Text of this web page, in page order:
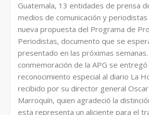
Guatemala, 13 entidades de prensa
medios de comunicación y periodistas
nueva propuesta del Programa de
Periodistas, documento que se
presentado en las próximas
conmemoración de la APG se entregó
reconocimiento especial al diario La
recibido por su director general
Marroquín, quien agradeció la
esta representa un aliciente para el